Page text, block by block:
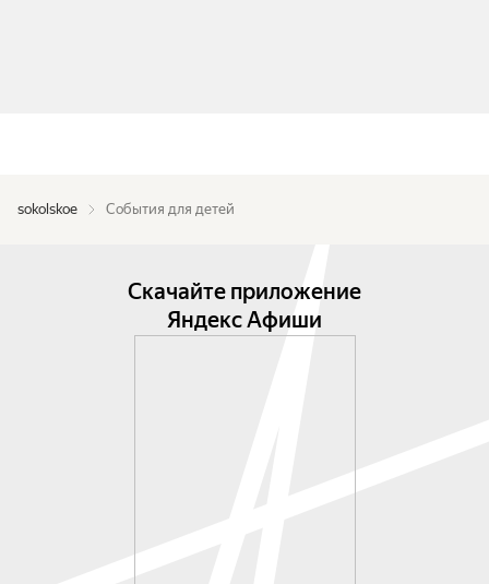
sokolskoe События для детей
Скачайте приложение
Яндекс Афиши